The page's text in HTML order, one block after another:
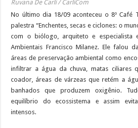
Ruvana De Carli / CarliCom
No último dia 18/09 aconteceu o 8º Café
palestra “Enchentes, secas e ciclones: o
com o biólogo, arquiteto e especialista
Ambientais Francisco Milanez. Ele falou
áreas de preservação ambiental como
infiltrar a água da chuva, matas ciliares
coador, áreas de várzeas que retém a
banhados que produzem oxigênio.
equilíbrio do ecossistema e assim
intensos.